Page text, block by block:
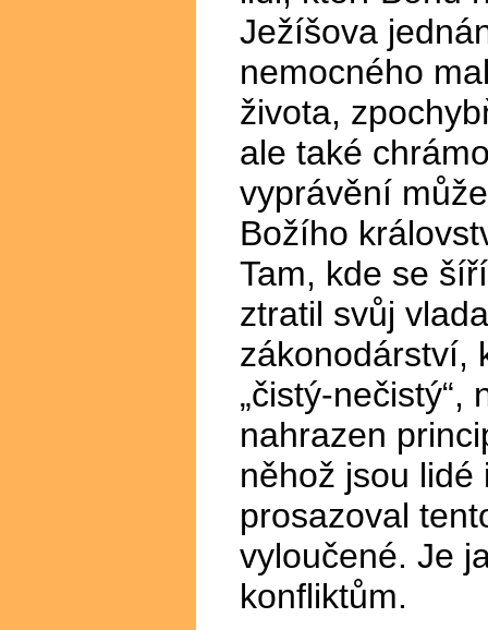
Ježíšova
nemocného
života,
ale také
vyprávění
Božího
Tam, kde se
ztratil svůj
zákonodárství,
„čistý-
nahrazen
něhož jsou
prosazoval
vyloučené. Je
konfliktům.